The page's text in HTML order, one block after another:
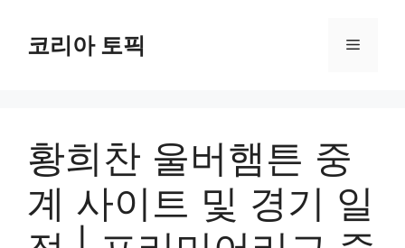
코리아 토픽 메
황희찬 울버햄튼 중
계 사이트 및 경기 일